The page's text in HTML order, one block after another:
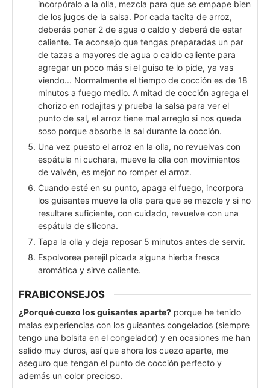
incorpóralo a la olla, mezcla para que se empape bien
de los jugos de la salsa. Por cada tacita de arroz,
deberás poner 2 de agua o caldo y deberá de estar
caliente. Te aconsejo que tengas preparadas un par
de tazas a mayores de agua o caldo caliente para
agregar un poco más si el guiso te lo pide, ya vas
viendo... Normalmente el tiempo de cocción es de 18
minutos a fuego medio. A mitad de cocción agrega el
chorizo en rodajitas y prueba la salsa para ver el
punto de sal, el arroz tiene mal arreglo si nos queda
soso porque absorbe la sal durante la cocción.
Una vez puesto el arroz en la olla, no revuelvas con
espátula ni cuchara, mueve la olla con movimientos
de vaivén, es mejor no romper el arroz.
Cuando esté en su punto, apaga el fuego, incorpora
los guisantes mueve la olla para que se mezcle y si no
resultare suficiente, con cuidado, revuelve con una
espátula de silicona.
Tapa la olla y deja reposar 5 minutos antes de servir.
Espolvorea perejil picada alguna hierba fresca
aromática y sirve caliente.
FRABICONSEJOS
¿Porqué cuezo los guisantes aparte? porque he tenido
malas experiencias con los guisantes congelados (siempre
tengo una bolsita en el congelador) y en ocasiones me han
salido muy duros, así que ahora los cuezo aparte, me
aseguro que tengan el punto de cocción perfecto y
además un color precioso.